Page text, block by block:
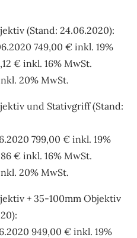
(Stand: 24.06.2020):
749,00 € inkl. 19%
€ inkl. 16% MwSt.
20% MwSt.
und Stativgriff (Stand:
799,00 € inkl. 19%
€ inkl. 16% MwSt.
20% MwSt.
+ 35-100mm Objektiv
949,00 € inkl. 19%